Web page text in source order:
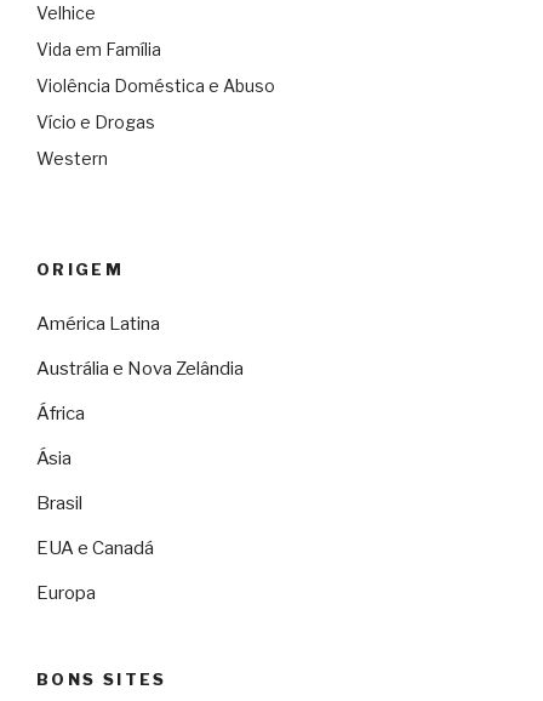
Velhice
Vida em Família
Violência Doméstica e Abuso
Vício e Drogas
Western
ORIGEM
América Latina
Austrália e Nova Zelândia
África
Ásia
Brasil
EUA e Canadá
Europa
BONS SITES